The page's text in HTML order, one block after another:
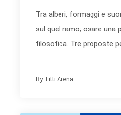
Tra alberi, formaggi e
sul quel ramo; osare una
filosofica. Tre proposte per
By Titti Arena